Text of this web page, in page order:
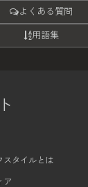
よくある質問
用語集
スタイルとは
ア